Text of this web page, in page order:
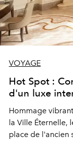
VOYAGE
Hot Spot :
d'un luxe
Hommage
la Ville Éternelle,
place de l'ancien